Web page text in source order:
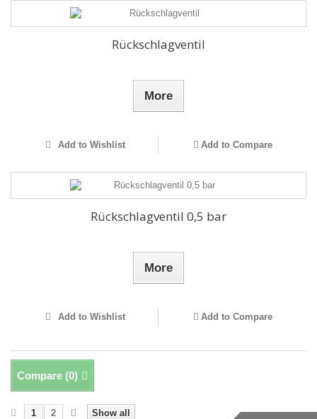
Rückschlagventil
More
Add to Wishlist Add to Compare
Rückschlagventil 0,5 bar
More
Add to Wishlist Add to Compare
Compare (0)
Show all
1 2